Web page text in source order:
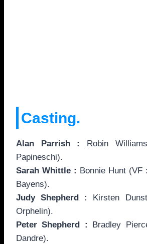
Casting.
Alan Parrish :
Robin
Papineschi).
Sarah Whittle : Bonnie Hunt (VF
Bayens).
Judy Shepherd :
Kirsten
Orphelin).
Peter Shepherd : Bradley
Dandre).